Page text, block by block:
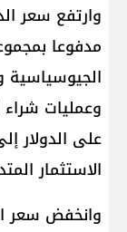
مدفوعا
وعمليات شراء
على الدولار
الاستثمار
وانخفض سعر